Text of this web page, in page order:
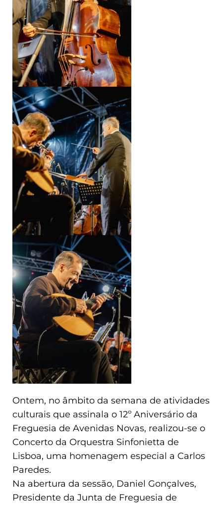
Ontem, no âmbito da semana de atividades
culturais que assinala o 12º Aniversário da
Freguesia de Avenidas Novas, realizou-se o
Concerto da Orquestra Sinfonietta de
Lisboa, uma homenagem especial a Carlos
Paredes.
Na abertura da sessão, Daniel Gonçalves,
Presidente da Junta de Freguesia de